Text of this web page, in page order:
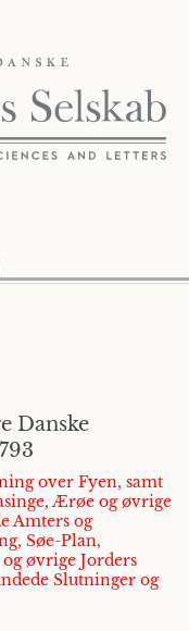
Danske
over Fyen, samt
Ærøe og øvrige
Amters og
Søe-Plan,
øvrige Jorders
Slutninger og